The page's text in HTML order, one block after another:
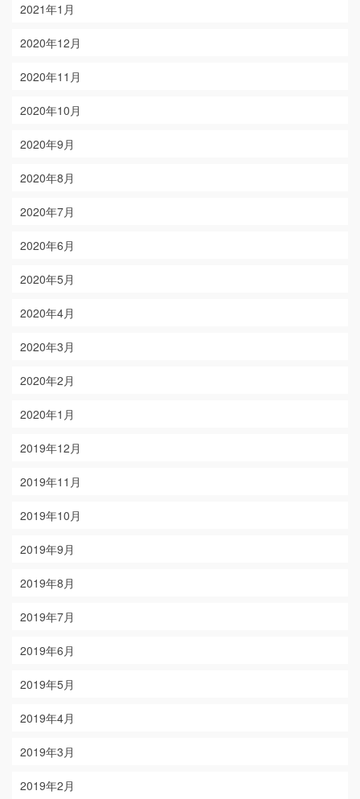
2021年1月
2020年12月
2020年11月
2020年10月
2020年9月
2020年8月
2020年7月
2020年6月
2020年5月
2020年4月
2020年3月
2020年2月
2020年1月
2019年12月
2019年11月
2019年10月
2019年9月
2019年8月
2019年7月
2019年6月
2019年5月
2019年4月
2019年3月
2019年2月